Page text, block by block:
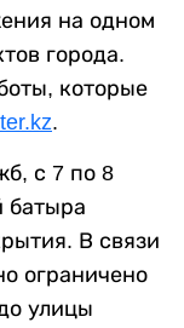
на одном
города.
которые
.
с 7 по 8
батыра
В связи
ограничено
улицы